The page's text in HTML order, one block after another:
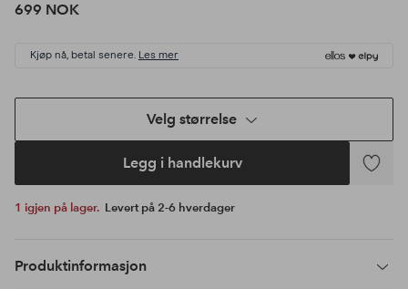
699 NOK
Kjøp nå, betal senere. Les mer
Velg størrelse
Legg i handlekurv
Legg
1 igjen på lager. Levert på 2-6 hverdager
Produktinformasjon